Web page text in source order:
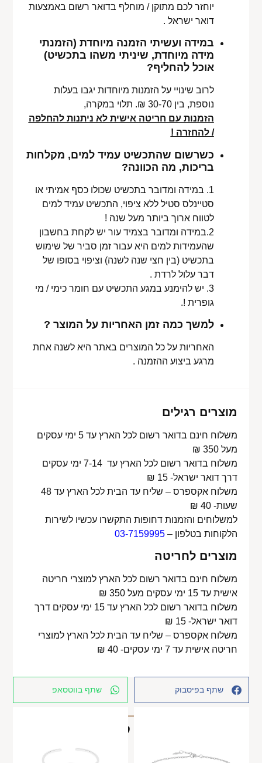
יוחזר לכם מתוקן / מוחלף בדואר רשום באמצעות
דואר ישראל .
במידה ועשיתי הזמנה מיוחדת (הזמנתי
מידה מיוחדת, שיניתי משהו בתכשיט)
אוכל להחליף?
לרוב שינויי על הזמנות מיוחדות יגבו בעלות
נוספת, בין 30-70 ₪. תלוי במקרה,
הזמנות עם חריטה אישית לא ניתנות להחלפה
/ להחזרה !
כשרשום שהתכשיט עמיד למים, מקלחות
בריכות, מה הכוונה?
1. במידה ומדובר בתכשיט שכולו כסף אמיתי או
סטיינלס סטיל ללא ציפוי, התכשיט עמיד למים
לטווח ארוך ביותר מעל שנה !
2.במידה ומדובר בצמיד עור יש לקחת בחשבון
שהעמידות למים היא עבור זמן סביר של שימוש
בתכשיט (בין חצי שנה לשנה) וציפוי בסופו של
דבר עלול לרדת .
3. יש להימנע במגע התכשיט עם חומר כימי / מי
גופרית !.
למשך כמה זמן האחריות על המוצר ?
האחריות על כל המוצרים באתר היא לשנה אחת
מרגע ביצוע ההזמנה .
מוצרים רגילים
משלוח חינם בדואר רשום לכל הארץ עד 5 ימי עסקים
מעל 350 ₪
משלוח בדואר רשום לכל הארץ עד 7-14 ימי עסקים
דרך דואר ישראל- 15 ₪
משלוח אקספרס – שליח עד הבית לכל הארץ עד 48
שעות- 40 ₪
למשלוחים והזמנות דחופות התקשרו עכשיו לשירות
הלקוחות בטלפון –03-7159995
מוצרים לחריטה
משלוח חינם בדואר רשום לכל הארץ למוצרי חריטה
אישית עד 15 ימי עסקים מעל 350 ₪
משלוח בדואר רשום לכל הארץ עד 15 ימי עסקים דרך
דואר ישראל- 15 ₪
משלוח אקספרס – שליח עד הבית לכל הארץ למוצרי
חריטה אישית עד 7 ימי עסקים- 40 ₪
שתף בפיסבוק שתף בווטסאפ
מוצרים קשורים